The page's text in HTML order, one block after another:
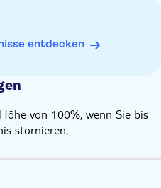
entdecken
von 100%, wenn Sie bis
stornieren.